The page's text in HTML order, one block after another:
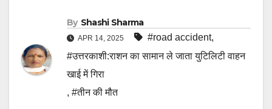
By Shashi Sharma
APR 14, 2025 #road accident,
#उत्तरकाशी:राशन का सामान ले जाता युटिलिटी वाहन
खाई में गिरा
, #तीन की मौत